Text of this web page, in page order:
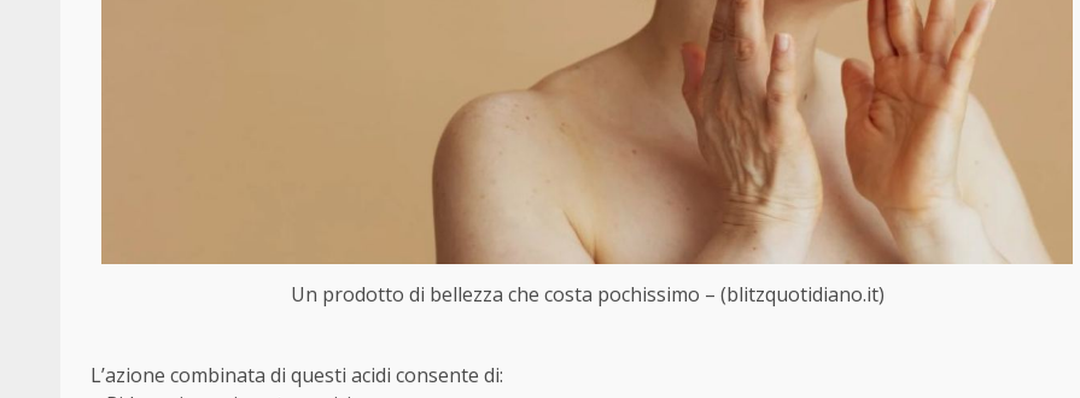
Un prodotto di bellezza che costa pochissimo – (blitzquotidiano.it)
L’azione combinata di questi acidi consente di: